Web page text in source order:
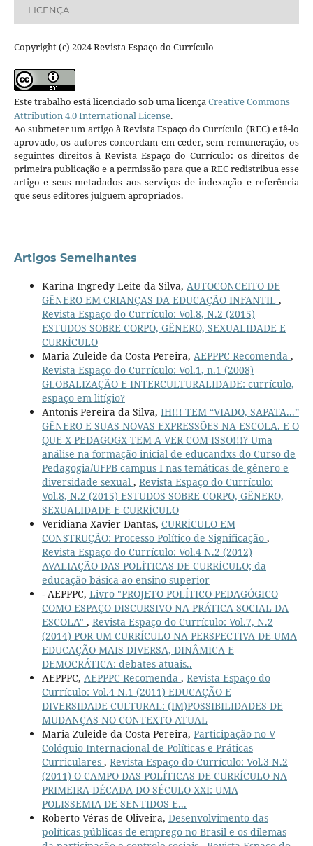
LICENÇA
Copyright (c) 2024 Revista Espaço do Currículo
Este trabalho está licenciado sob uma licençaCreative Commons
Attribution 4.0 International License.
Ao submeter um artigo à Revista Espaço do Currículo (REC) e tê-lo
aprovado, os autores concordam em ceder, sem remuneração, os
seguintes direitos à Revista Espaço do Currículo: os direitos de
primeira publicação e a permissão para que a REC redistribua esse
artigo e seus metadados aos serviços de indexação e referência
que seus editores julguem apropriados.
Artigos Semelhantes
Karina Ingredy Leite da Silva, AUTOCONCEITO DE
GÊNERO EM CRIANÇAS DA EDUCAÇÃO INFANTIL ,
Revista Espaço do Currículo: Vol.8, N.2 (2015)
ESTUDOS SOBRE CORPO, GÊNERO, SEXUALIDADE E
CURRÍCULO
Maria Zuleide da Costa Pereira, AEPPPC Recomenda ,
Revista Espaço do Currículo: Vol.1, n.1 (2008)
GLOBALIZAÇÃO E INTERCULTURALIDADE: currículo,
espaço em litígio?
Antonis Pereira da Silva, IH!!! TEM “VIADO, SAPATA...”
GÊNERO E SUAS NOVAS EXPRESSÕES NA ESCOLA. E O
QUE X PEDAGOGX TEM A VER COM ISSO!!!? Uma
análise na formação inicial de educandxs do Curso de
Pedagogia/UFPB campus I nas temáticas de gênero e
diversidade sexual , Revista Espaço do Currículo:
Vol.8, N.2 (2015) ESTUDOS SOBRE CORPO, GÊNERO,
SEXUALIDADE E CURRÍCULO
Veridiana Xavier Dantas, CURRÍCULO EM
CONSTRUÇÃO: Processo Político de Significação ,
Revista Espaço do Currículo: Vol.4 N.2 (2012)
AVALIAÇÃO DAS POLÍTICAS DE CURRÍCULO; da
educação básica ao ensino superior
- AEPPPC, Livro "PROJETO POLÍTICO-PEDAGÓGICO
COMO ESPAÇO DISCURSIVO NA PRÁTICA SOCIAL DA
ESCOLA" , Revista Espaço do Currículo: Vol.7, N.2
(2014) POR UM CURRÍCULO NA PERSPECTIVA DE UMA
EDUCAÇÃO MAIS DIVERSA, DINÂMICA E
DEMOCRÁTICA: debates atuais..
AEPPPC, AEPPPC Recomenda , Revista Espaço do
Currículo: Vol.4 N.1 (2011) EDUCAÇÃO E
DIVERSIDADE CULTURAL: (IM)POSSIBILIDADES DE
MUDANÇAS NO CONTEXTO ATUAL
Maria Zuleide da Costa Pereira, Participação no V
Colóquio Internacional de Políticas e Práticas
Curriculares , Revista Espaço do Currículo: Vol.3 N.2
(2011) O CAMPO DAS POLÍTICAS DE CURRÍCULO NA
PRIMEIRA DÉCADA DO SÉCULO XXI: UMA
POLISSEMIA DE SENTIDOS E...
Roberto Véras de Oliveira, Desenvolvimento das
políticas públicas de emprego no Brasil e os dilemas